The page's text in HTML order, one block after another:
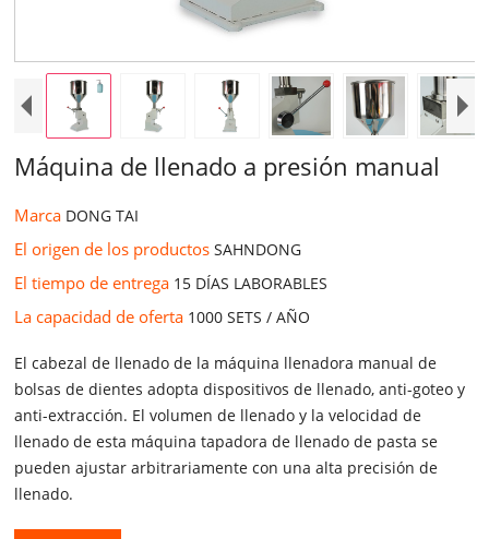
Máquina de llenado a presión manual
Marca DONG TAI
El origen de los productosSAHNDONG
El tiempo de entrega 15 DÍAS LABORABLES
La capacidad de oferta 1000 SETS / AÑO
El cabezal de llenado de la máquina llenadora manual de
bolsas de dientes adopta dispositivos de llenado, anti-goteo y
anti-extracción. El volumen de llenado y la velocidad de
llenado de esta máquina tapadora de llenado de pasta se
pueden ajustar arbitrariamente con una alta precisión de
llenado.